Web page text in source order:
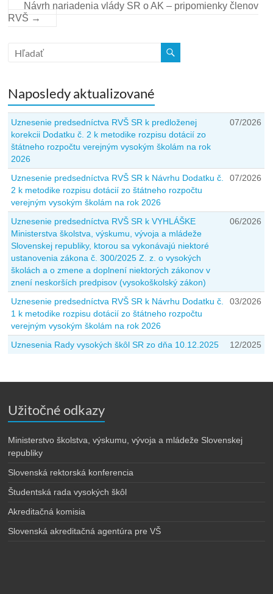
Návrh nariadenia vlády SR o AK – pripomienky členov
RVŠ →
Naposledy aktualizované
Uznesenie predsedníctva RVŠ SR k predloženej
korekcii Dodatku č. 2 k metodike rozpisu dotácií zo
štátneho rozpočtu verejným vysokým školám na rok
2026
07/2026
Uznesenie predsedníctva RVŠ SR k Návrhu Dodatku č.
2 k metodike rozpisu dotácií zo štátneho rozpočtu
verejným vysokým školám na rok 2026
07/2026
Uznesenie predsedníctva RVŠ SR k VYHLÁŠKE
Ministerstva školstva, výskumu, vývoja a mládeže
Slovenskej republiky, ktorou sa vykonávajú niektoré
ustanovenia zákona č. 300/2025 Z. z. o vysokých
školách a o zmene a doplnení niektorých zákonov v
znení neskorších predpisov (vysokoškolský zákon)
06/2026
Uznesenie predsedníctva RVŠ SR k Návrhu Dodatku č.
1 k metodike rozpisu dotácií zo štátneho rozpočtu
verejným vysokým školám na rok 2026
03/2026
Uznesenia Rady vysokých škôl SR zo dňa 10.12.2025 12/2025
Užitočné odkazy
Ministerstvo školstva, výskumu, vývoja a mládeže Slovenskej
republiky
Slovenská rektorská konferencia
Študentská rada vysokých škôl
Akreditačná komisia
Slovenská akreditačná agentúra pre VŠ